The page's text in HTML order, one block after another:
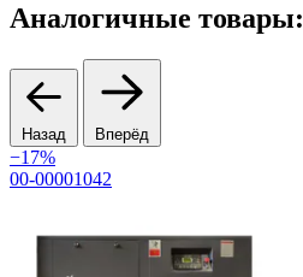
Аналогичные товары:
Назад Вперёд
−17%
00-00001042